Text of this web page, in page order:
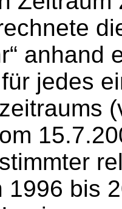
anhand
jedes
1996 bis